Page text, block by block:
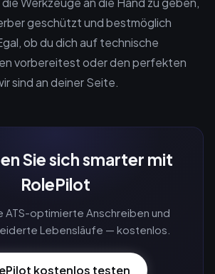
geschützt und bestmöglich
ob du dich auf technische
vorbereitest oder den perfekten
sind an deiner Seite.
Sie sich smarter mit
RolePilot
ATS-optimierte Anschreiben und
Lebensläufe — kostenlos.
kostenlos testen